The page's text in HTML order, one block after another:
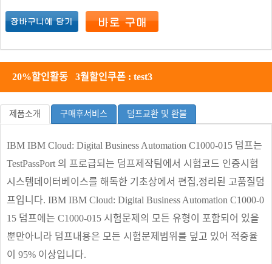
20%할인활동 3월할인쿠폰 : test3
제품소개 구매후서비스 덤프교환 및 환불
IBM IBM Cloud: Digital Business Automation C1000-015 덤프는
TestPassPort 의 프로급되는 덤프제작팀에서 시험코드 인증시험
시스템데이터베이스를 해독한 기초상에서 편집,정리된 고품질덤
프입니다. IBM IBM Cloud: Digital Business Automation C1000-0
15 덤프에는 C1000-015 시험문제의 모든 유형이 포함되어 있을
뿐만아니라 덤프내용은 모든 시험문제범위를 덮고 있어 적중율
이 95% 이상입니다.